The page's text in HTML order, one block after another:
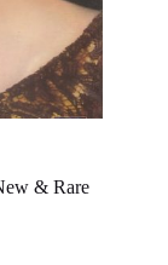
& Rare